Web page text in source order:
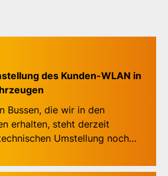
für
des Kunden-WLAN in
Bussen, die wir in den
erhalten, steht derzeit
Umstellung noch
das neue Kunden-WLAN